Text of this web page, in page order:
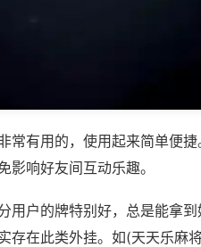
常有用的，使用起来简单便
响好友间互动乐趣。
用户的牌特别好，总是能拿
存在此类外挂。如(天天乐麻